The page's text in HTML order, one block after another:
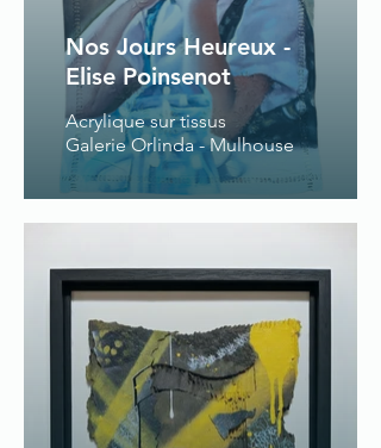
Nos Jours Heureux -
Elise Poinsenot
Acrylique sur tissus
Galerie Orlinda - Mulhouse